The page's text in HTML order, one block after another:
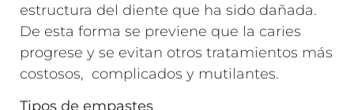
estructura del diente que ha sido dañada.
De esta forma se previene que la caries
progrese y se evitan otros tratamientos más
costosos, complicados y mutilantes.
Tipos de empastes